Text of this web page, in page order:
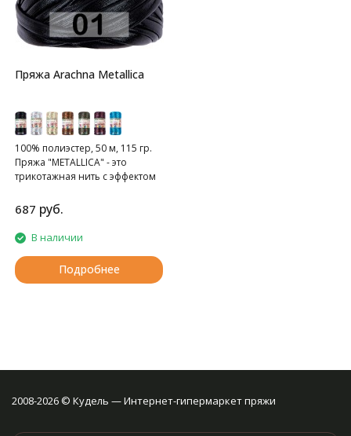
Пряжа Arachna Metallica
100% полиэстер, 50 м, 115 гр.
Пряжа "METALLICA" - это
трикотажная нить с эффектом
687 руб.
В наличии
Подробнее
2008-2026 © Кудель — Интернет-гипермаркет пряжи